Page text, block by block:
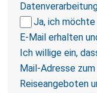
Ja, ich
E-Mail erhalten
Ich willige ein,
Mail-Adresse
Reiseangeboten